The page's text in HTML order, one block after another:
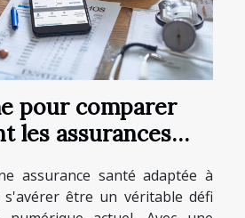
pour comparer
les assurances
assurance santé adaptée à
être un véritable défi